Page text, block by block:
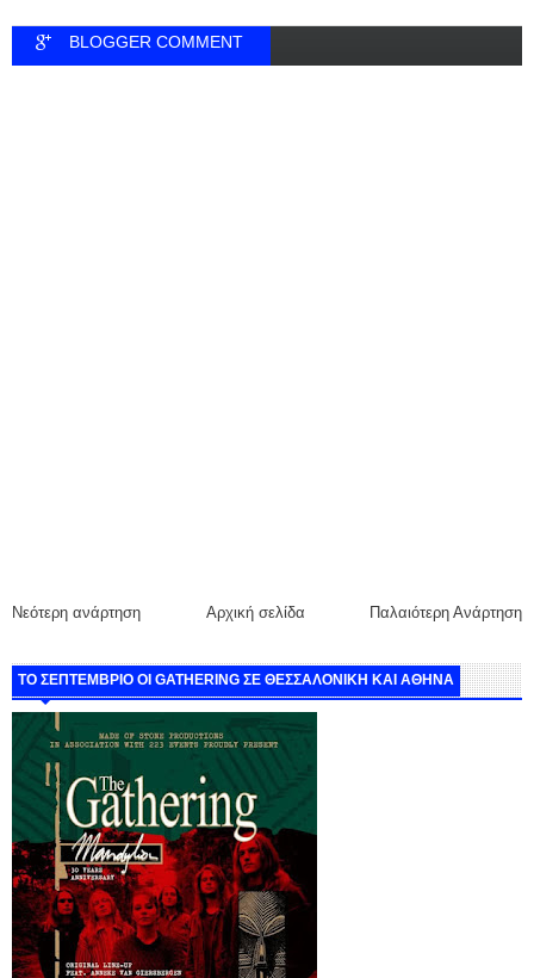
BLOGGER COMMENT
Νεότερη ανάρτηση Παλαιότερη Ανάρτηση
Αρχική σελίδα
ΤΟ ΣΕΠΤΕΜΒΡΙΟ ΟΙ GATHERING ΣΕ ΘΕΣΣΑΛΟΝΙΚΗ ΚΑΙ ΑΘΗΝΑ